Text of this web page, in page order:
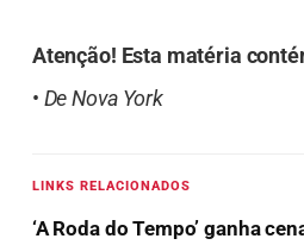
Atenção! Esta matéria
• De Nova York
LINKS RELACIONADOS
‘A Roda do Tempo’ ganha